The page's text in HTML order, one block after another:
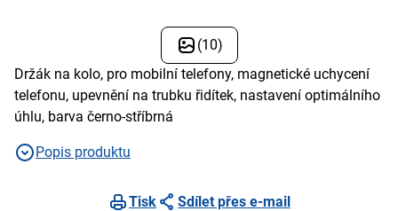
(10)
Držák na kolo, pro mobilní telefony, magnetické uchycení
telefonu, upevnění na trubku řidítek, nastavení optimálního
úhlu, barva černo-stříbrná
Popis produktu
Tisk Sdílet přes e-mail